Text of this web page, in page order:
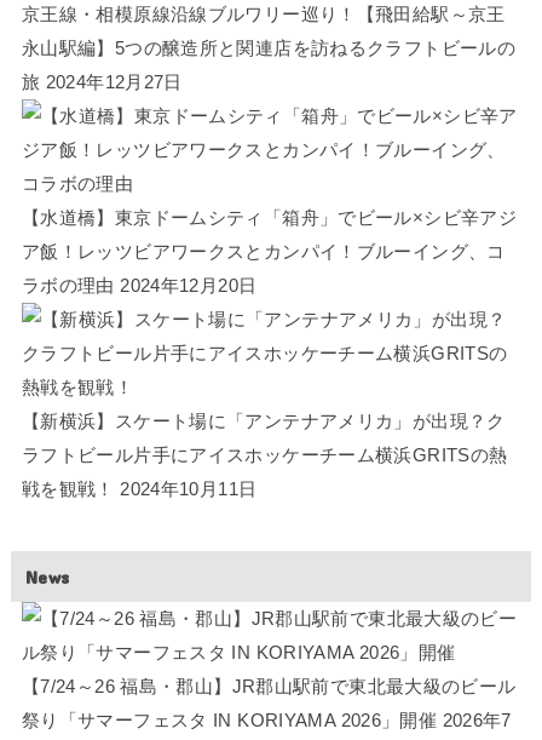
京王線・相模原線沿線ブルワリー巡り！【飛田給駅～京王
永山駅編】5つの醸造所と関連店を訪ねるクラフトビールの
旅 2024年12月27日
【水道橋】東京ドームシティ「箱舟」でビール×シビ辛アジ
ア飯！レッツビアワークスとカンパイ！ブルーイング、コ
ラボの理由 2024年12月20日
【新横浜】スケート場に「アンテナアメリカ」が出現？ク
ラフトビール片手にアイスホッケーチーム横浜GRITSの熱
戦を観戦！
2024年10月11日
News
【7/24～26 福島・郡山】JR郡山駅前で東北最大級のビール
祭り「サマーフェスタ IN KORIYAMA 2026」開催 2026年7